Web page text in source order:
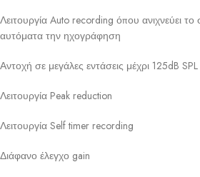
Λειτουργία Auto recording όπου ανιχνεύει το
αυτόματα την ηχογράφηση
Αντοχή σε μεγάλες εντάσεις μέχρι 125dB SPL
Λειτουργία Peak reduction
Λειτουργία Self timer recording
Διάφανο έλεγχο gain